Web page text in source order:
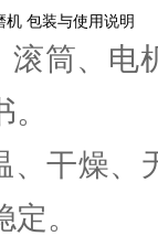
包装与使用说明
滚筒、
、干燥、
。